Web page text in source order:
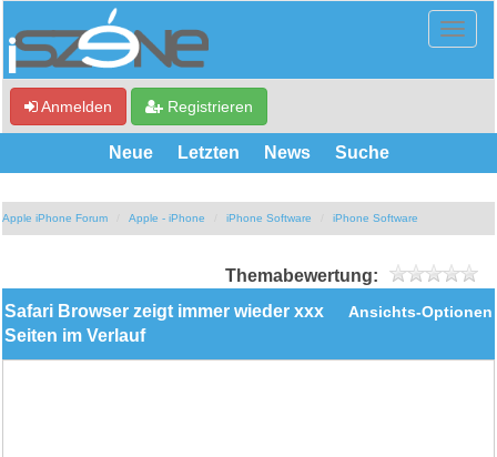
Anmelden Registrieren
Neue Letzten News Suche
Apple iPhone Forum Apple - iPhone iPhone Software iPhone Software
Themabewertung:
Ansichts-Optionen
Safari Browser zeigt immer wieder xxx
Seiten im Verlauf